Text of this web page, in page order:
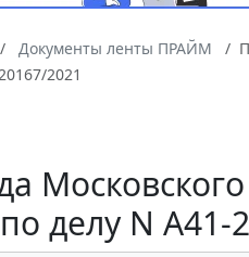
Документы ленты ПРАЙМ
2021
делу N А41-